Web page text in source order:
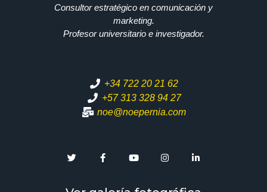
Consultor estratégico en comunicación y
marketing.
Profesor universitario e investigador.
+34 722 20 21 62
+57 313 328 94 27
noe@noepernia.com